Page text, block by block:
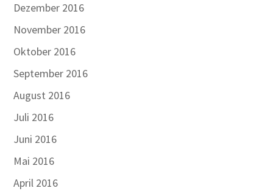
Dezember 2016
November 2016
Oktober 2016
September 2016
August 2016
Juli 2016
Juni 2016
Mai 2016
April 2016